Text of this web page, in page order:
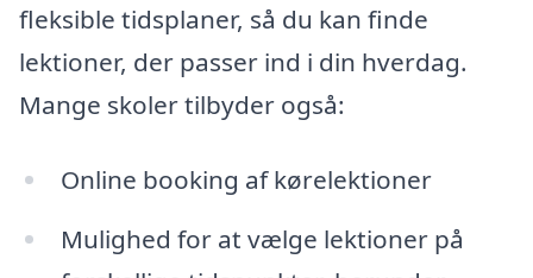
fleksible tidsplaner, så du kan finde
lektioner, der passer ind i din hverdag.
Mange skoler tilbyder også:
Online booking af kørelektioner
Mulighed for at vælge lektioner på